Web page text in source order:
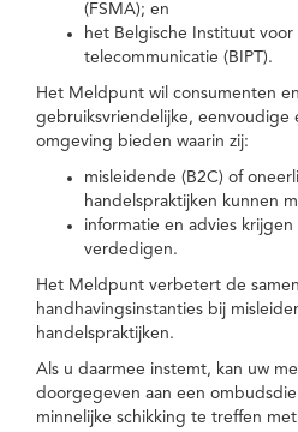
(FSMA); en
het Belgische Instituut
telecommunicatie (BIPT).
Het Meldpunt wil consumenten
gebruiksvriendelijke, eenvoudige
omgeving bieden waarin zij:
misleidende (B2C) of
handelspraktijken kunnen
informatie en advies
verdedigen.
Het Meldpunt verbetert de
handhavingsinstanties bij
handelspraktijken.
Als u daarmee instemt, kan uw
doorgegeven aan een
minnelijke schikking te treffen